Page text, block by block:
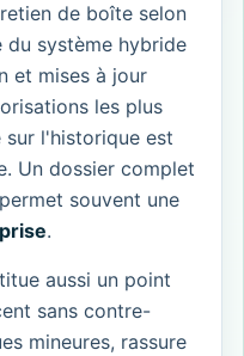
de boîte selon
du système hybride
et mises à jour
les plus
sur l'historique est
Un dossier complet
souvent une
.
aussi un point
sans contre-
mineures, rassure